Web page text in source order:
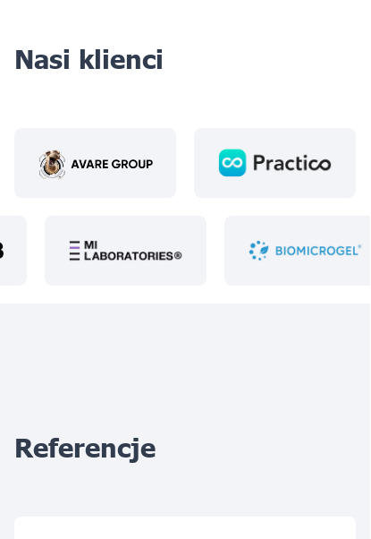
Nasi klienci
Referencje